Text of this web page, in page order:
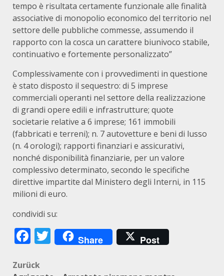
tempo è risultata certamente funzionale alle finalità
associative di monopolio economico del territorio nel
settore delle pubbliche commesse, assumendo il
rapporto con la cosca un carattere biunivoco stabile,
continuativo e fortemente personalizzato”
Complessivamente con i provvedimenti in questione
è stato disposto il sequestro: di 5 imprese
commerciali operanti nel settore della realizzazione
di grandi opere edili e infrastrutture; quote
societarie relative a 6 imprese; 161 immobili
(fabbricati e terreni); n. 7 autovetture e beni di lusso
(n. 4 orologi); rapporti finanziari e assicurativi,
nonché disponibilità finanziarie, per un valore
complessivo determinato, secondo le specifiche
direttive impartite dal Ministero degli Interni, in 115
milioni di euro.
condividi su:
Facebook
Twitter
Share Post
Beitragsnavigation
Zurück